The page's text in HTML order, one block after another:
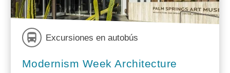
Excursiones en autobús
Modernism Week Architecture